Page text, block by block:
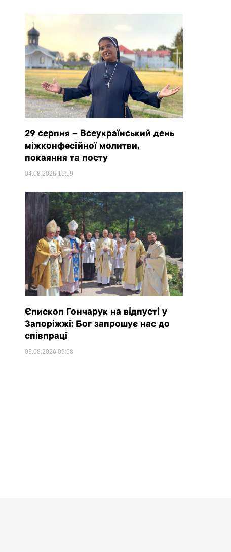
29 серпня – Всеукраїнський день
міжконфесійної молитви,
покаяння та посту
04.08.2026 16:59
Єпископ Гончарук на відпусті у
Запоріжжі: Бог запрошує нас до
співпраці
03.08.2026 09:58